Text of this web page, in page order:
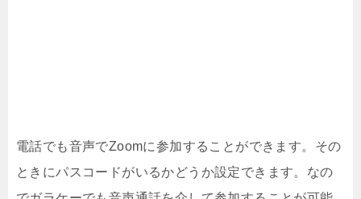
電話でも音声でZoomに参加することができます。その
ときにパスコードがいるかどうか設定できます。なの